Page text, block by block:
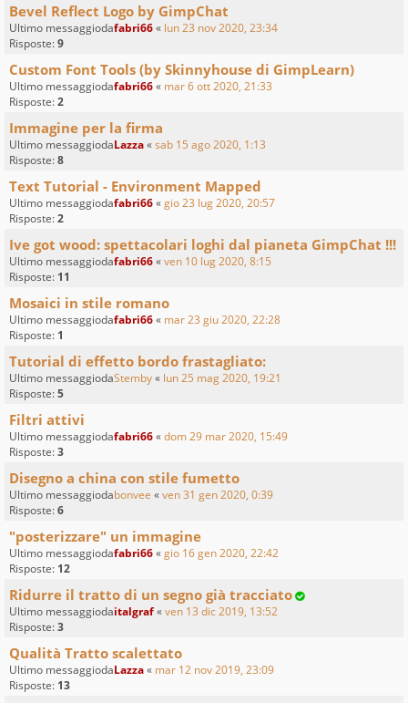
Bevel Reflect Logo by GimpChat
Ultimo messaggiodafabri66« lun 23 nov 2020, 23:34
Risposte:9
Custom Font Tools (by Skinnyhouse di GimpLearn)
Ultimo messaggiodafabri66« mar 6 ott 2020, 21:33
Risposte:2
Immagine per la firma
Ultimo messaggiodaLazza«sab 15 ago 2020, 1:13
Risposte:8
Text Tutorial - Environment Mapped
Ultimo messaggiodafabri66«gio 23 lug 2020, 20:57
Risposte:2
Ive got wood: spettacolari loghi dal pianeta GimpChat !!!
Ultimo messaggiodafabri66«ven 10 lug 2020, 8:15
Risposte: 11
Mosaici in stile romano
Ultimo messaggiodafabri66« mar 23 giu 2020, 22:28
Risposte: 1
Tutorial di effetto bordo frastagliato:
Ultimo messaggiodaStemby« lun 25 mag 2020, 19:21
Risposte:5
Filtri attivi
Ultimo messaggiodafabri66«dom 29 mar 2020, 15:49
Risposte:3
Disegno a china con stile fumetto
Ultimo messaggiodabonvee «ven 31 gen 2020, 0:39
Risposte:6
"posterizzare" un immagine
Ultimo messaggiodafabri66«gio 16 gen 2020, 22:42
Risposte: 12
Ridurre il tratto di un segno già tracciato
Ultimo messaggiodaitalgraf«ven 13 dic 2019, 13:52
Risposte:3
Qualità Tratto scalettato
Ultimo messaggiodaLazza« mar 12 nov 2019, 23:09
Risposte: 13